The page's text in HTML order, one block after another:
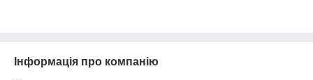
Інформація про компанію